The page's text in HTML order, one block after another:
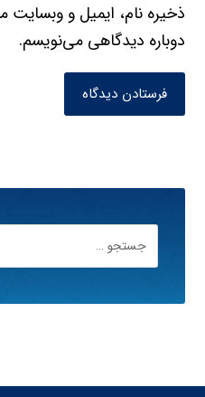
ذخیره نام، ایمیل و وبسایت
دوباره دیدگاهی می‌نویسم.
فرستادن دیدگاه